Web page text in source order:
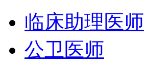
临床助理医师
公卫医师